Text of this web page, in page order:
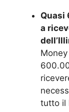
Quasi
a
tutto il